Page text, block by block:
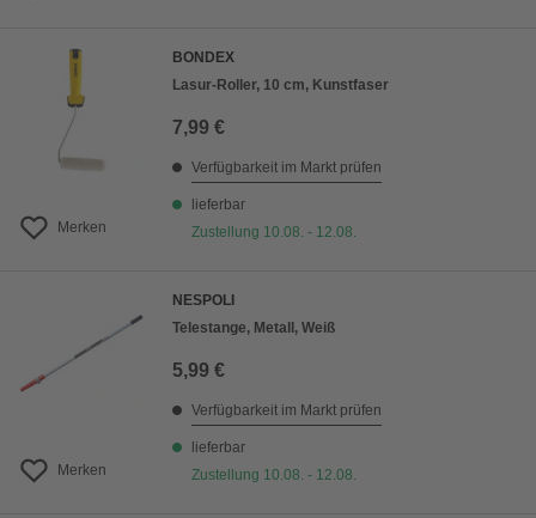
Merken
BONDEX
Lasur-Roller, 10 cm, Kunstfaser
7,99 €
Verfügbarkeit im Markt prüfen
lieferbar
Zustellung 10.08. - 12.08.
Merken
NESPOLI
Telestange, Metall, Weiß
5,99 €
Verfügbarkeit im Markt prüfen
lieferbar
Zustellung 10.08. - 12.08.